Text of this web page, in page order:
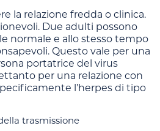
la relazione fredda o clinica.
Due adulti possono
normale e allo stesso tempo
Questo vale per una
portatrice del virus
per una relazione con
l’herpes di tipo
trasmissione